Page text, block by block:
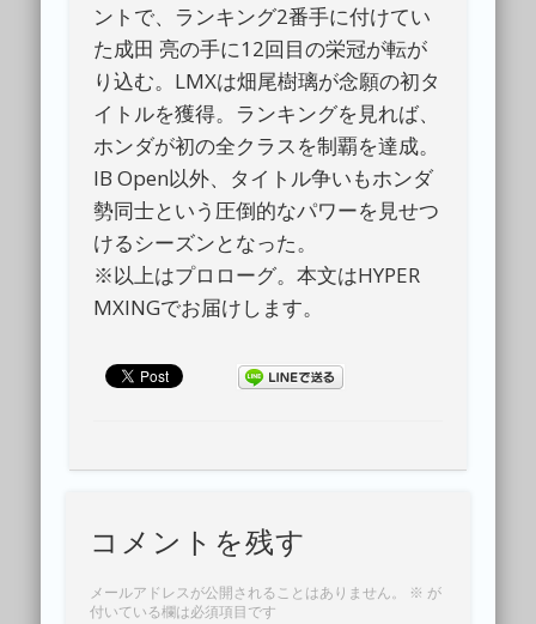
ントで、ランキング2番手に付けてい
た成田 亮の手に12回目の栄冠が転が
り込む。LMXは畑尾樹璃が念願の初タ
イトルを獲得。ランキングを見れば、
ホンダが初の全クラスを制覇を達成。
IB Open以外、タイトル争いもホンダ
勢同士という圧倒的なパワーを見せつ
けるシーズンとなった。
※以上はプロローグ。本文はHYPER
MXINGでお届けします。
コメントを残す
メールアドレスが公開されることはありません。 ※ が
付いている欄は必須項目です